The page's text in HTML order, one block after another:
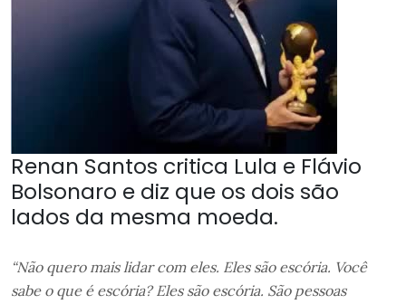
Renan Santos critica Lula e Flávio
Bolsonaro e diz que os dois são
lados da mesma moeda.
“Não quero mais lidar com eles. Eles são escória. Você
sabe o que é escória? Eles são escória. São pessoas